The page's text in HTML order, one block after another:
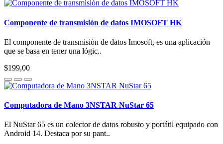
Componente de transmisión de datos IMOSOFT HK
El componente de transmisión de datos Imosoft, es una aplicación
que se basa en tener una lógic..
$199,00
Computadora de Mano 3NSTAR NuStar 65
El NuStar 65 es un colector de datos robusto y portátil equipado con
Android 14. Destaca por su pant..